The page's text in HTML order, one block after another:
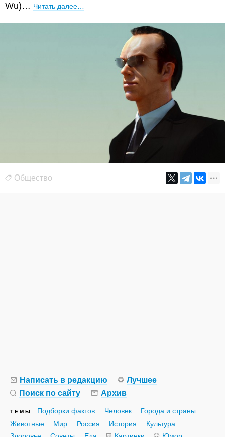
Wu)… Читать далее…
Общество
Написать в редакцию
Лучшее
Поиск по сайту
Архив
ТЕМЫ Подборки фактов Человек
Города и страны
Животные
Мир Россия История
Культура